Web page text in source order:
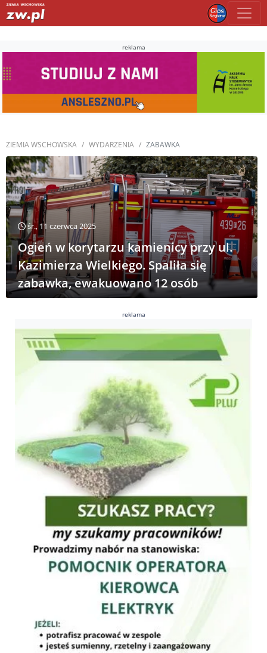
reklama
ZIEMIA WSCHOWSKA WYDARZENIA ZABAWKA
śr., 11 czerwca 2025
Ogień w korytarzu kamienicy przy ul.
Kazimierza Wielkiego. Spaliła się
zabawka, ewakuowano 12 osób
reklama